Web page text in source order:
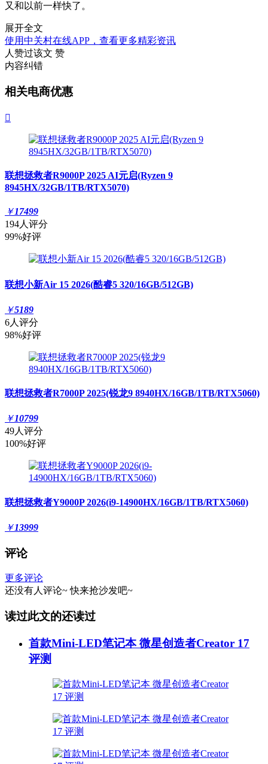
又和以前一样快了。
展开全文
使用中关村在线APP，查看更多精彩资讯
人赞过该文 赞
内容纠错
相关电商优惠

联想拯救者R9000P 2025 AI元启(Ryzen 9
8945HX/32GB/1TB/RTX5070)
￥17499
194人评分
99%好评
联想小新Air 15 2026(酷睿5 320/16GB/512GB)
￥5189
6人评分
98%好评
联想拯救者R7000P 2025(锐龙9 8940HX/16GB/1TB/RTX5060)
￥10799
49人评分
100%好评
联想拯救者Y9000P 2026(i9-14900HX/16GB/1TB/RTX5060)
￥13999
评论
更多评论
还没有人评论~ 快来抢沙发吧~
读过此文的还读过
首款Mini-LED笔记本 微星创造者Creator 17
评测